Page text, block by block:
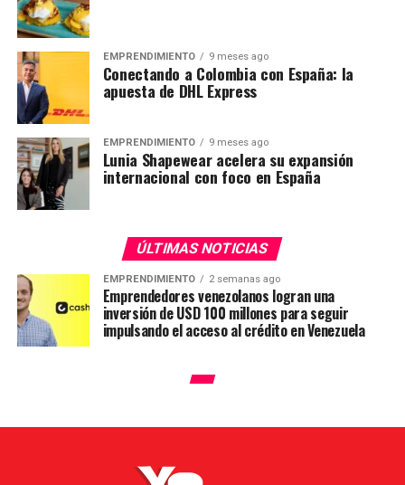
EMPRENDIMIENTO 9 meses ago
Conectando a Colombia con España: la
apuesta de DHL Express
EMPRENDIMIENTO 9 meses ago
Lunia Shapewear acelera su expansión
internacional con foco en España
ÚLTIMAS NOTICIAS
EMPRENDIMIENTO 2 semanas ago
Emprendedores venezolanos logran una
inversión de USD 100 millones para seguir
impulsando el acceso al crédito en Venezuela